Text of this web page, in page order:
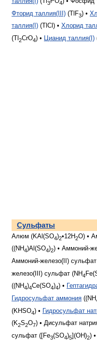
3 4
Фторид таллия(III) (TlF3) •
таллия(I) (TlCl) • Хлорид
(Tl 2CrO4) • Цианид таллия(I)
Сульфаты
Алюм (KAl(SO4)2•12H2O) •
((NH4)Al(SO4)2) • Аммоний-
Аммоний-железо(II) сульфат
железо(III) сульфат (NH4
((NH4)4Ce(SO4)4) •
Гидросульфат аммония ((NH
(KHSO4) • Гидросульфат
(K2S2O7) • Дисульфат
сульфат ([Fe3(SO4)5](OH)2) •